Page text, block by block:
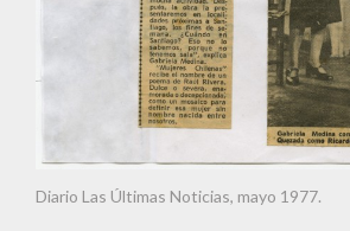
Diario Las Últimas Noticias, mayo 1977.